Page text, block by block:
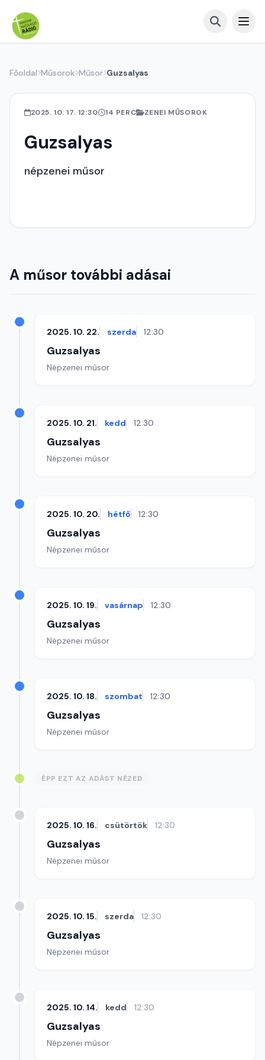
Főoldal Műsorok Műsor Guzsalyas
2025. 10. 17. 12:30 14 PERC ZENEI MŰSOROK
Guzsalyas
népzenei műsor
A műsor további adásai
2025. 10. 22. szerda 12:30
Guzsalyas
Népzenei műsor
2025. 10. 21. kedd 12:30
Guzsalyas
Népzenei műsor
2025. 10. 20. hétfő 12:30
Guzsalyas
Népzenei műsor
2025. 10. 19. vasárnap 12:30
Guzsalyas
Népzenei műsor
2025. 10. 18. szombat 12:30
Guzsalyas
Népzenei műsor
ÉPP EZT AZ ADÁST NÉZED
2025. 10. 16. csütörtök 12:30
Guzsalyas
Népzenei műsor
2025. 10. 15. szerda 12:30
Guzsalyas
Népzenei műsor
2025. 10. 14. kedd 12:30
Guzsalyas
Népzenei műsor